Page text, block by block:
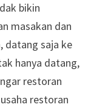
bikin
masakan dan
datang saja ke
hanya datang,
restoran
restoran